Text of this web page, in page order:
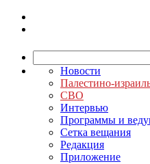
Новости
Палестино-
СВО
Интервью
Программы и
Сетка вещания
Редакция
Приложение